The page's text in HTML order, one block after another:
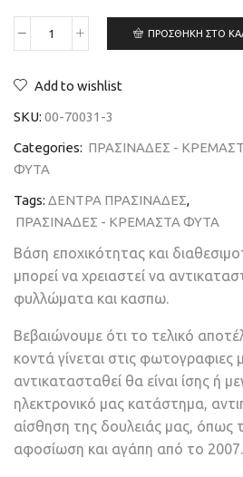
ΠΡΟΣΘΉΚΗ ΣΤΟ
Add to wishlist
SKU: 00-70031-3
Categories: ΠΡΑΣΙΝΑΔΕΣ -
ΦΥΤΑ
Tags: ΔΕΝΤΡΑ ΠΡΑΣΙΝΑΔΕΣ,
ΠΡΑΣΙΝΑΔΕΣ - ΚΡΕΜΑΣΤΑ ΦΥΤΑ
Βάση εποχικότητας και
μπορεί να χρειαστεί να
φυλλώματα και κασπω.
Βεβαιώνουμε ότι το τελικό
κοντά γίνεται στις φωτογραφιες
αντικατασταθεί θα είναι ίσης ή
ηλεκτρονικό μας κατάστημα,
αίσθηση της δουλειάς μας, όπως
αφοσίωση και αγάπη από το 2007.